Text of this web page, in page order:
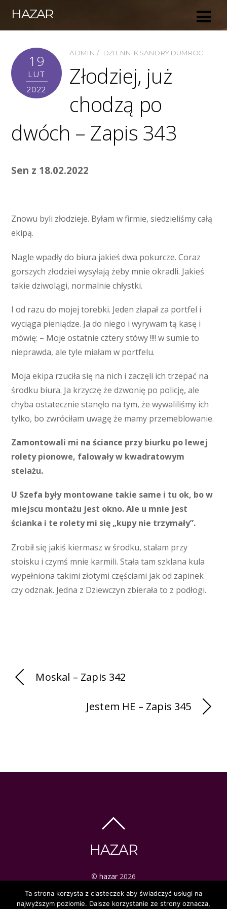
HAZAR
19
LUT
2022
ADMIN DZIENNIK SANDRY DUMROC
Złodziej, już
chodzą po
dwóch – Zapis 343
Sen z 18.02.2022
Znowu byli złodzieje. Byłam w firmie, siedzieliśmy całą
ekipą.
Nagle wpadły do biura jakieś dwa pokurcze. Coraz
gorszych złodziei wysyłają żeby mnie okradli. Jakieś
takie dziwolągi, normalnie chłystki.
I od razu do mojej torebki. Jeden złapał za portfel i
wyciąga pieniądze. Ja do niego i wyrywam tą kasę i
mówię: – Moje ostatnie cztery stówy !!!! w sumie to
nieprawda, ale tyle miałam w portfelu.
Moja ekipa rzuciła się na nich i zaczęli ich trzepać na
środku biura. Ja krzyczę że dzwonię po policję, ale
chyba ostatecznie stanęło na tym, że wywaliliśmy ich
tylko, bo zwróciłam uwagę że mamy przemeblowanie.
Zamontowali mi na ściance przy biurku po lewej
rolety pionowe, falowały w kwadratowym
stelażu.
U Szefa były montowane takie same i tu ok, bo w
miejscu montażu jest okno. Ale u mnie jest
ścianka i te rolety mi się „kupy nie trzymały”.
Zrobił się jakiś kiermasz w środku, stałam przy
stoisku i czymś mnie karmili. Stała tam szklana kula
wypełniona takimi złotymi częściami jak od zapinek
czy odznak. Jedna z Dziewczyn zbierała to z podłogi.
Moskal – Zapis 342
Jestem HE – Zapis 345
HAZAR
© hazar 2026
ezoteryka | tarot | mistyka
Ta strona korzysta z ciasteczek aby świadczyć usługi na
najwyższym poziomie. Dalsze korzystanie ze strony oznacza,